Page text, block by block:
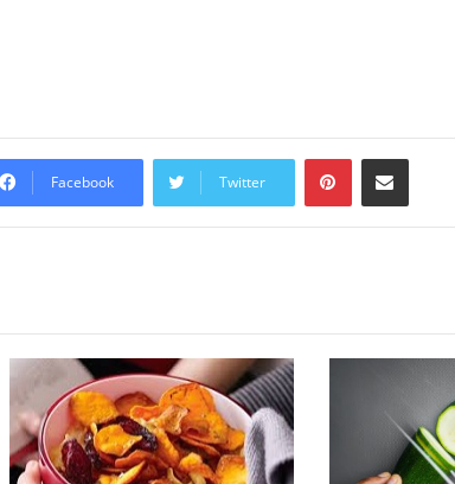
Facebook Twitter
PinterestShare via Email